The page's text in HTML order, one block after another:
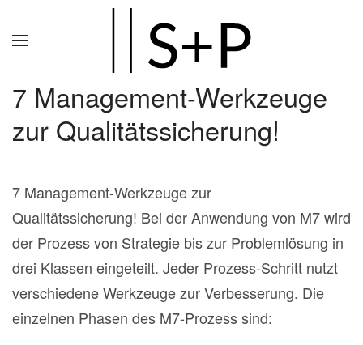
7 Management-Werkzeuge
zur Qualitätssicherung!
7 Management-Werkzeuge zur
Qualitätssicherung! Bei der Anwendung von M7 wird
der Prozess von Strategie bis zur Problemlösung in
drei Klassen eingeteilt. Jeder Prozess-Schritt nutzt
verschiedene Werkzeuge zur Verbesserung. Die
einzelnen Phasen des M7-Prozess sind: